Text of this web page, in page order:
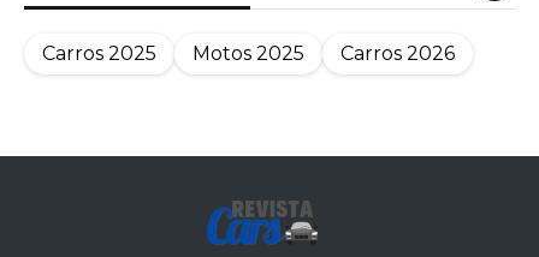
Carros 2025 Motos 2025 Carros 2026